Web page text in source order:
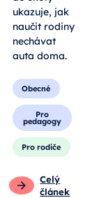
ukazuje, jak
naučit rodiny
nechávat
auta doma.
Obecné
Pro
pedagogy
Pro rodiče
Celý
článek